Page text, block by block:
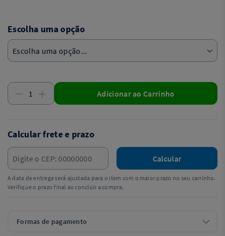
Escolha uma opção
Adicionar ao Carrinho
Calcular frete e prazo
Calcular
A data de entrega será ajustada para o item com o maior prazo no seu carrinho.
Verifique o prazo final ao concluir a compra.
Formas de pagamento